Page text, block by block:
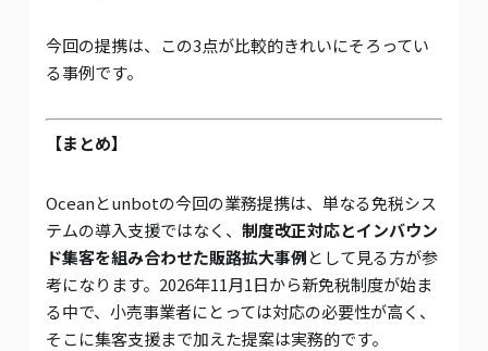
今回の提携は、この3点が比較的きれいにそろってい
る事例です。
【まとめ】
Oceanとunbotの今回の業務提携は、単なる免税シス
テムの導入支援ではなく、 制度改正対応とインバウン
ド集客を組み合わせた販路拡大事例として見る方が参
考になります。2026年11月1日から新免税制度が始ま
る中で、小売事業者にとっては対応の必要性が高く、
そこに集客支援まで加えた提案は実務的です。